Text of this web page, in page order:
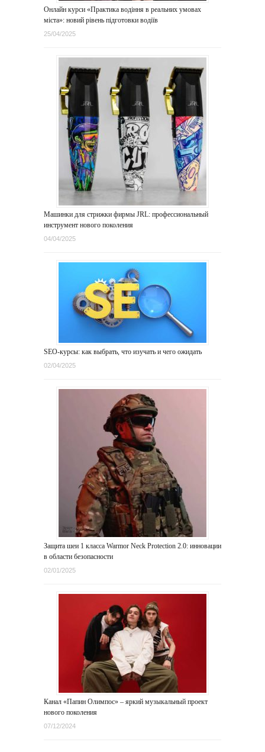
Онлайн курси «Практика водіння в реальних умовах
міста»: новий рівень підготовки водіїв
25/04/2025
Машинки для стрижки фирмы JRL: профессиональный
инструмент нового поколения
04/04/2025
SEO-курсы: как выбрать, что изучать и чего ожидать
02/04/2025
Защита шеи 1 класса Warmor Neck Protection 2.0: инновации
в области безопасности
02/01/2025
Канал «Папин Олимпос» – яркий музыкальный проект
нового поколения
07/12/2024